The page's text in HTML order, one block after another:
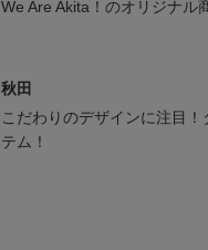
We Are Akita！のオリジナル
秋田
こだわりのデザインに注目
テム！